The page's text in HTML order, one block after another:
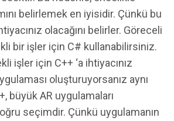
belirlemek en iyisidir. Çünkü bu
olacağını belirler. Göreceli
bir işler için C# kullanabilirsiniz.
işler için C++ ‘a ihtiyacınız
oluşturuyorsanız aynı
büyük AR uygulamaları
seçimdir. Çünkü uygulamanın